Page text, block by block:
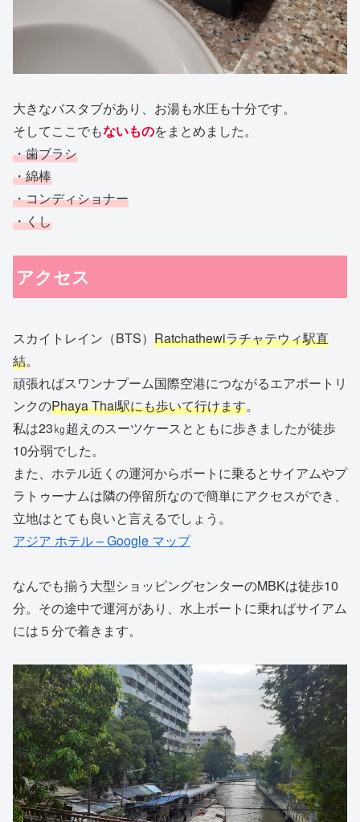
大きなバスタブがあり、お湯も水圧も十分です。
そしてここでもないものをまとめました。
・歯ブラシ
・綿棒
・コンディショナー
・くし
アクセス
スカイトレイン（BTS） Ratchathewiラチャテウィ駅直
結。
頑張ればスワンナプーム国際空港につながるエアポートリ
ンクのPhaya Thai駅にも歩いて行けます。
私は23㎏超えのスーツケースとともに歩きましたが徒歩
10分弱でした。
また、ホテル近くの運河からボートに乗るとサイアムやプ
ラトゥーナムは隣の停留所なので簡単にアクセスができ、
立地はとても良いと言えるでしょう。
アジア ホテル – Google マップ
なんでも揃う大型ショッピングセンターのMBKは徒歩10
分。その途中で運河があり、水上ボートに乗ればサイアム
には５分で着きます。